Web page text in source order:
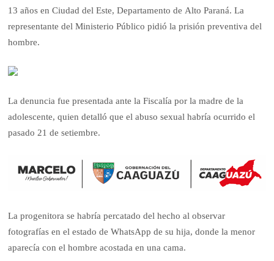
13 años en Ciudad del Este, Departamento de Alto Paraná. La
representante del Ministerio Público pidió la prisión preventiva del
hombre.
La denuncia fue presentada ante la Fiscalía por la madre de la
adolescente, quien detalló que el abuso sexual habría ocurrido el
pasado 21 de setiembre.
La progenitora se habría percatado del hecho al observar
fotografías en el estado de WhatsApp de su hija, donde la menor
aparecía con el hombre acostada en una cama.